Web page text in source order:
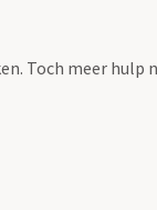
Toch meer hulp